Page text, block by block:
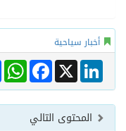
أخبار سياحية
Facebook X
LinkedIn
المحتوى التالي